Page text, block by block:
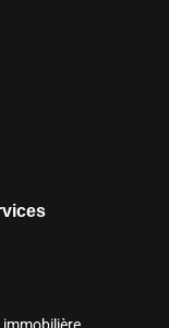
immobilière